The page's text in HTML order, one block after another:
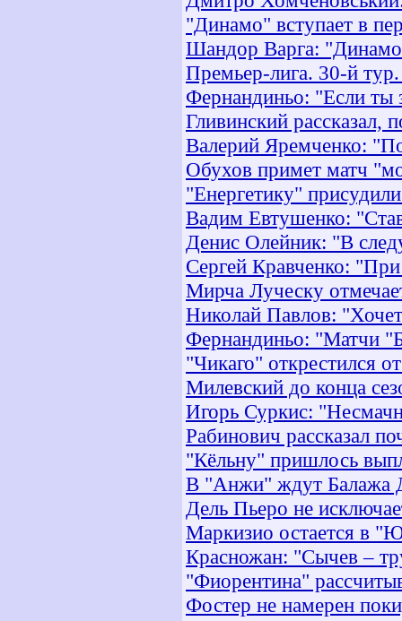
"Динамо" вступает в
Шандор Варга:
Премьер-лига. 30-й
Фернандиньо: "Если ты
Гливинский
Валерий Яремченко:
Обухов примет матч
"Енергетику"
Вадим Евтушенко:
Денис Олейник: "В
Сергей Кравченко:
Мирча Луческу
Николай Павлов:
Фернандиньо: "Матчи
"Чикаго" открестился
Милевский до конца
Игорь Суркис:
Рабинович рассказал
"Кёльну" пришлось
В "Анжи" ждут Балажа
Дель Пьеро не
Маркизио остается в
Красножан: "Сычев –
"Фиорентина"
Фостер не намерен